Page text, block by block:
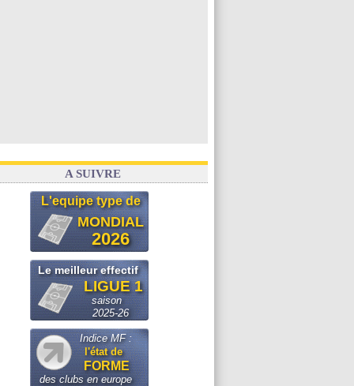
A SUIVRE
L'equipe type de
MONDIAL
2026
Le meilleur effectif
LIGUE 1
saison
2025-26
Indice MF :
l'état de
FORME
des clubs en europe